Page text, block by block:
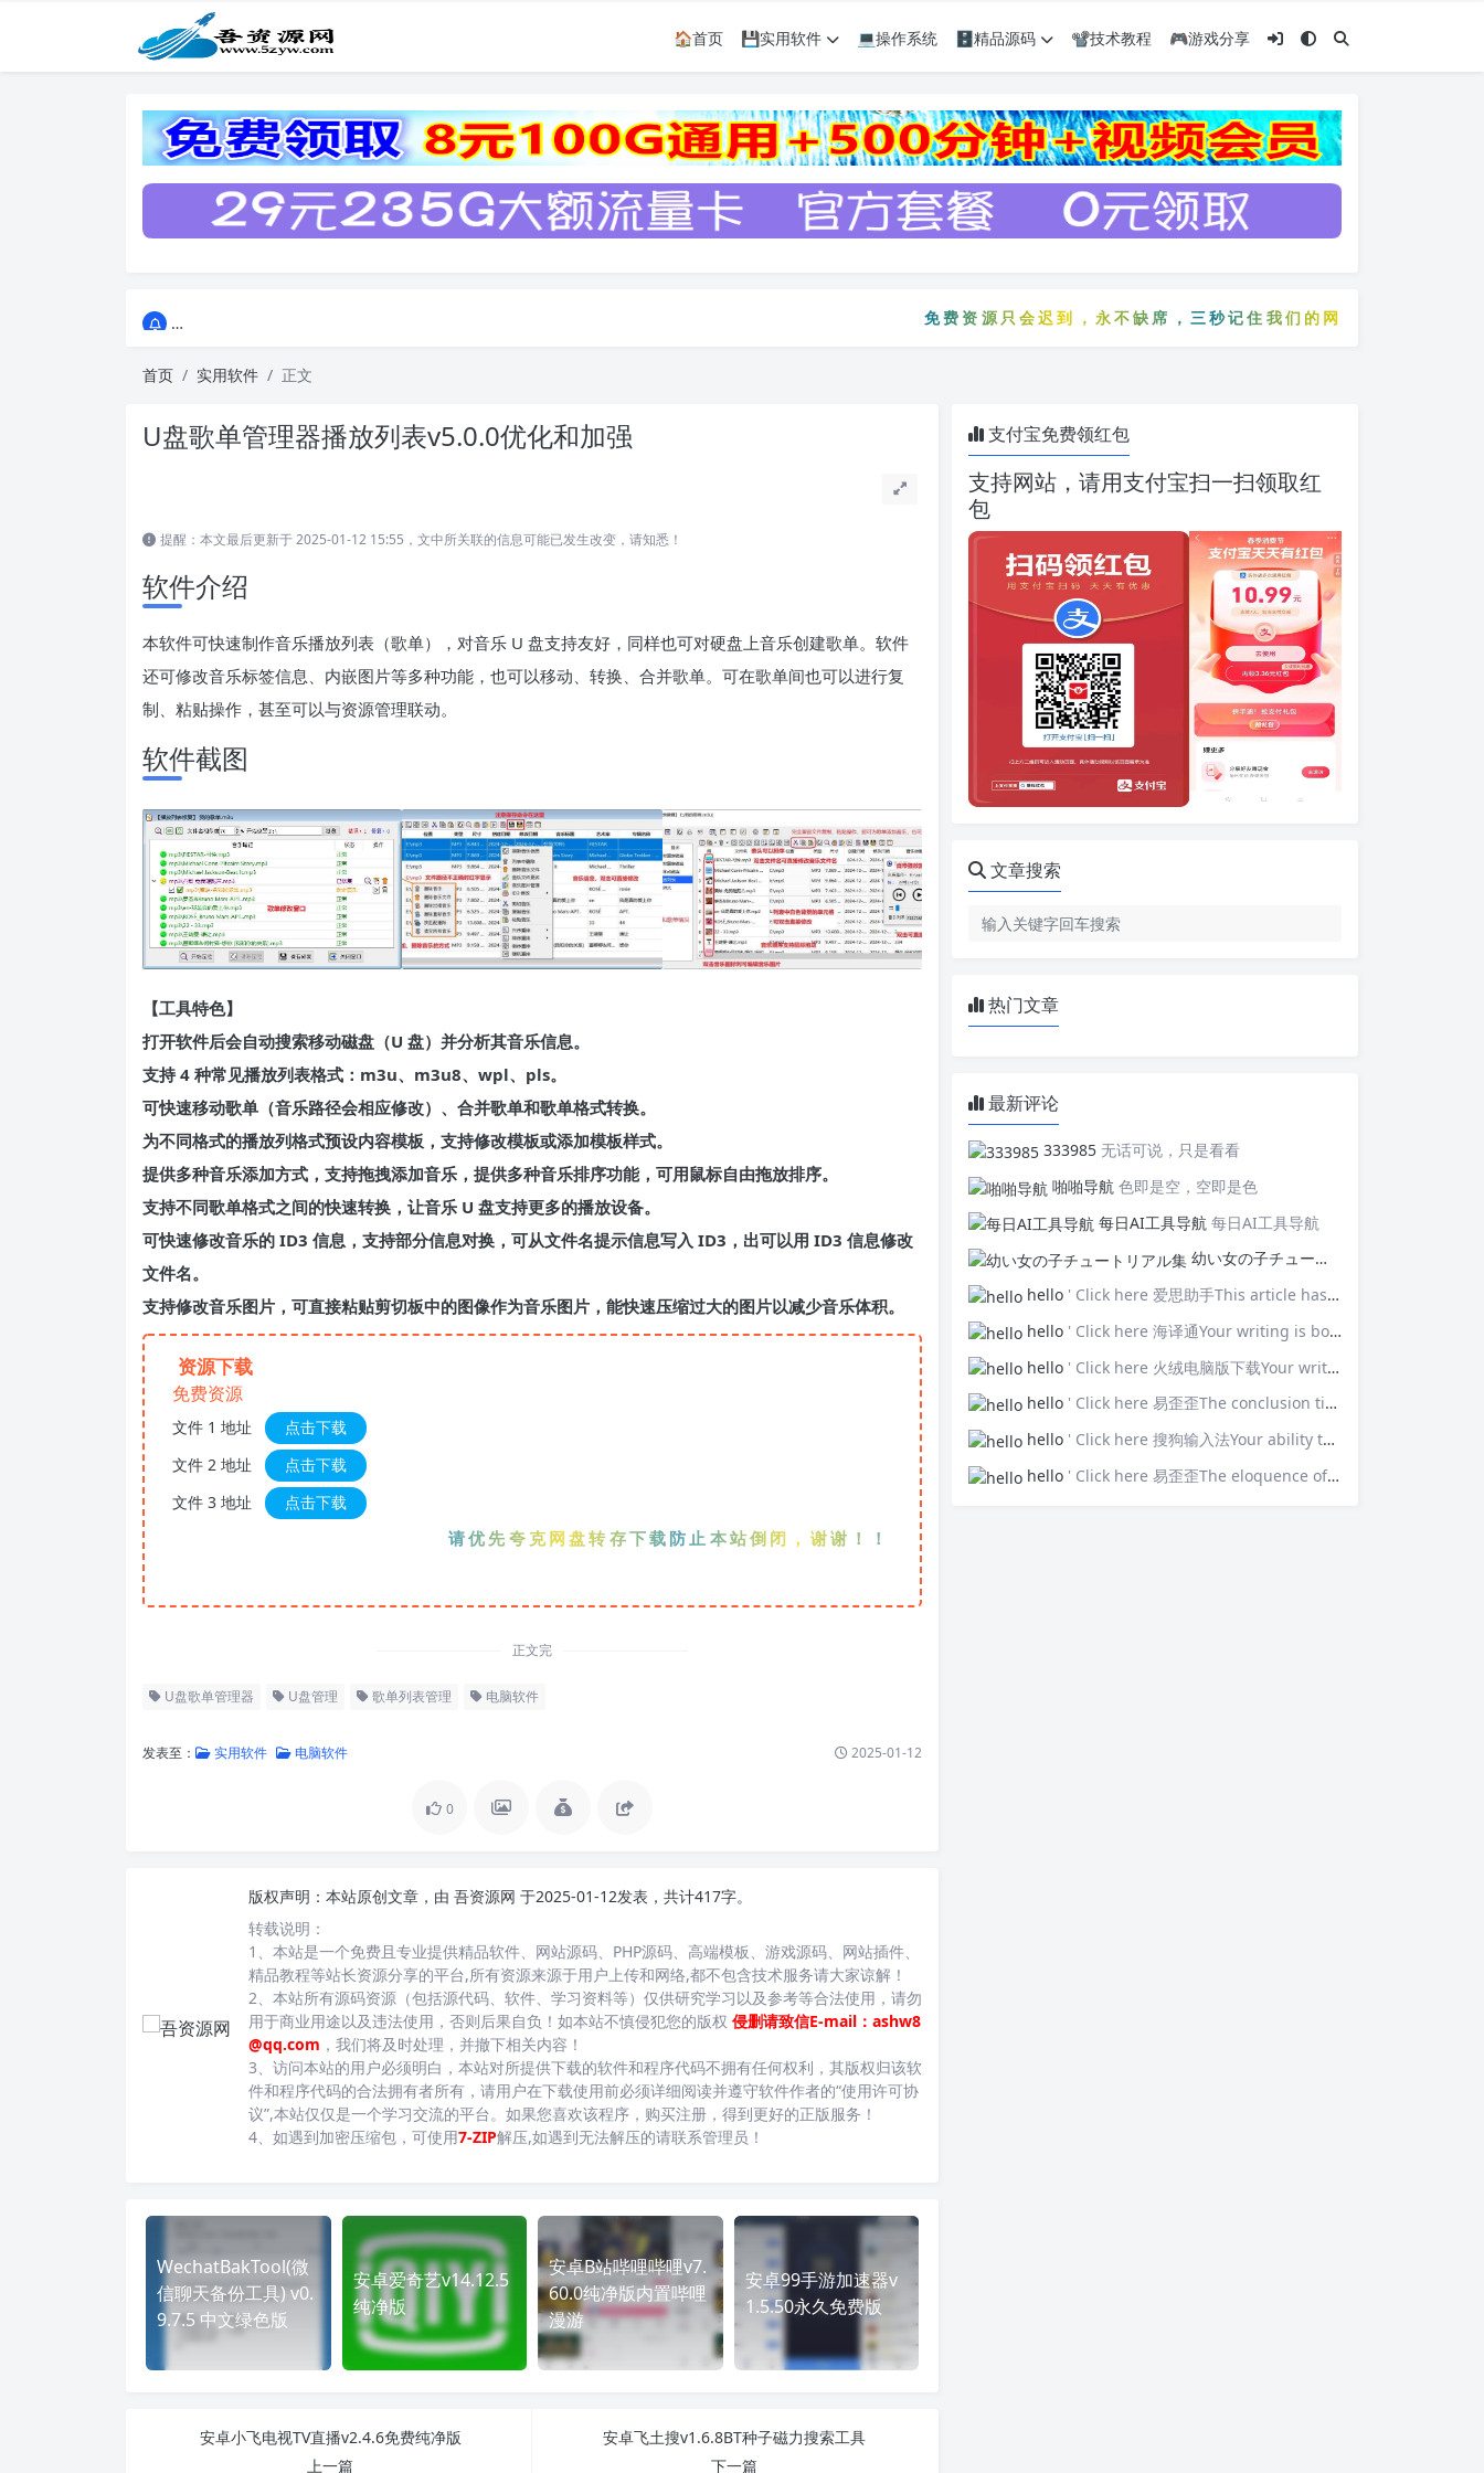
🏠首页 💾实用软件 💻操作系统 🗄️精品源码 📽️技术教程 🎮游戏分享
免费资源只会迟到，永不缺席，三秒记住我们的网站：5zyw.com
首页 实用软件 正文
U盘歌单管理器播放列表v5.0.0优化和加强
提醒：本文最后更新于 2025-01-12 15:55，文中所关联的信息可能已发生改变，请知悉！
软件介绍
本软件可快速制作音乐播放列表（歌单），对音乐 U 盘支持友好，同样也可对硬盘上音乐创建歌单。软件
还可修改音乐标签信息、内嵌图片等多种功能，也可以移动、转换、合并歌单。可在歌单间也可以进行复
制、粘贴操作，甚至可以与资源管理联动。
软件截图
【工具特色】
打开软件后会自动搜索移动磁盘（U 盘）并分析其音乐信息。
支持 4 种常见播放列表格式：m3u、m3u8、wpl、pls。
可快速移动歌单（音乐路径会相应修改）、合并歌单和歌单格式转换。
为不同格式的播放列格式预设内容模板，支持修改模板或添加模板样式。
提供多种音乐添加方式，支持拖拽添加音乐，提供多种音乐排序功能，可用鼠标自由拖放排序。
支持不同歌单格式之间的快速转换，让音乐 U 盘支持更多的播放设备。
可快速修改音乐的 ID3 信息，支持部分信息对换，可从文件名提示信息写入 ID3，出可以用 ID3 信息修改
文件名。
支持修改音乐图片，可直接粘贴剪切板中的图像作为音乐图片，能快速压缩过大的图片以减少音乐体积。
资源下载
免费资源
文件 1 地址
点击下载
文件 2 地址
点击下载
文件 3 地址
点击下载
请优先夸克网盘转存下载防止本站倒闭，谢谢！！！
正文完
U盘歌单管理器 U盘管理 歌单列表管理 电脑软件
发表至： 实用软件 电脑软件 2025-01-12
0
版权声明： 本站原创文章，由 吾资源网 于2025-01-12发表，共计417字。
转载说明：
1、本站是一个免费且专业提供精品软件、网站源码、PHP源码、高端模板、游戏源码、网站插件、
精品教程等站长资源分享的平台,所有资源来源于用户上传和网络,都不包含技术服务请大家谅解！
2、本站所有源码资源（包括源代码、软件、学习资料等）仅供研究学习以及参考等合法使用，请勿
用于商业用途以及违法使用，否则后果自负！如本站不慎侵犯您的版权 侵删请致信E-mail：ashw8
@qq.com ，我们将及时处理，并撤下相关内容！
3、访问本站的用户必须明白，本站对所提供下载的软件和程序代码不拥有任何权利，其版权归该软
件和程序代码的合法拥有者所有，请用户在下载使用前必须详细阅读并遵守软件作者的“使用许可协
议”,本站仅仅是一个学习交流的平台。如果您喜欢该程序，购买注册，得到更好的正版服务！
4、如遇到加密压缩包，可使用7-ZIP解压,如遇到无法解压的请联系管理员！
WechatBakTool(微
信聊天备份工具) v0.
9.7.5 中文绿色版
安卓爱奇艺v14.12.5
纯净版
安卓B站哔哩哔哩v7.
60.0纯净版内置哔哩
漫游
安卓99手游加速器v
1.5.50永久免费版
安卓小飞电视TV直播v2.4.6免费纯净版
上一篇
安卓飞土搜v1.6.8BT种子磁力搜索工具
下一篇
支付宝免费领红包
支持网站，请用支付宝扫一扫领取红
包
文章搜索
热门文章
最新评论
333985 无话可说，只是看看
啪啪导航 色即是空，空即是色
每日AI工具导航 每日AI工具导航
幼い女の子チュートリアル集
hello ' Click here 爱思助手This article has opened my eyes to new ideas—thank you!
hello ' Click here 海译通Your writing is both powerful and poignant.
hello ' Click here 火绒电脑版下载Your writing touches upon universal themes that resonate with many.
hello ' Click here 易歪歪The conclusion ties everything together brilliantly.
hello ' Click here 搜狗输入法Your ability to connect with the audience is impressive.
hello ' Click here 易歪歪The eloquence of your prose elevates the discussion.